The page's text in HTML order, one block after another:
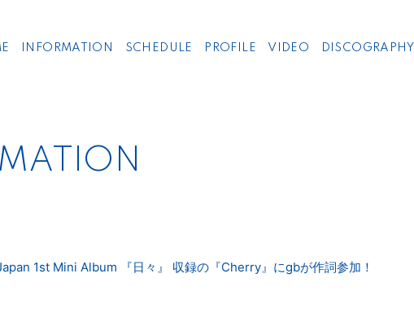
INFORMATION SCHEDULE PROFILE VIDEO DISCOGRAPHY
1st Mini Album 『日々』 収録の『Cherry』にgbが作詞参加！